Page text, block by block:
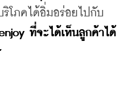
ริโภคได้อิ่มอร่อยไปกับ
ที่จะได้เห็นลูกค้าได้